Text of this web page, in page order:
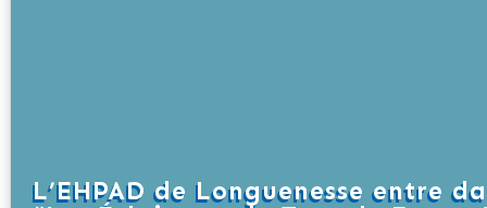
L’EHPAD de Longuenesse entre